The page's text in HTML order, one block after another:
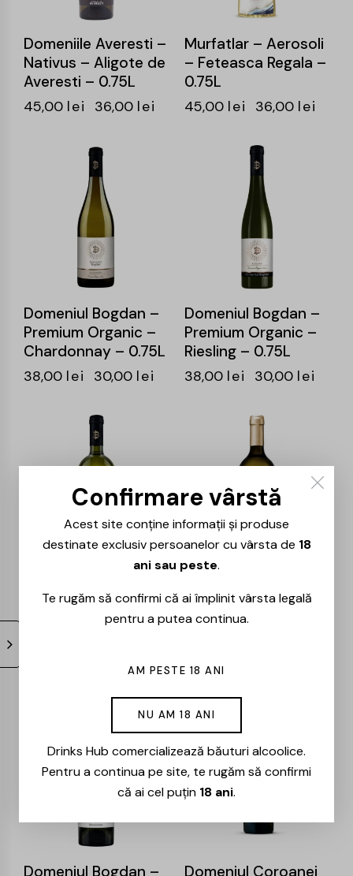
Domeniile Averesti –
Nativus – Aligote de
Averesti – 0.75L
45,00 lei 36,00 lei
Murfatlar – Aerosoli
– Feteasca Regala –
0.75L
45,00 lei 36,00 lei
Domeniul Bogdan –
Premium Organic –
Chardonnay – 0.75L
38,00 lei 30,00 lei
Domeniul Bogdan –
Premium Organic –
Riesling – 0.75L
38,00 lei 30,00 lei
Premium Organic –
Sauvignon Blanc –
30,00lei
Primordial
Chardonnay – 0.75L
Domeniul Bogdan –
Domeniul Coroanei
Confirmare vârstă
Acest site conține informații și produse
destinate exclusiv persoanelor cu vârsta de 18
ani sau peste.
Te rugăm să confirmi că ai împlinit vârsta legală
pentru a putea continua.
AM PESTE 18 ANI
NU AM 18 ANI
Drinks Hub comercializează băuturi alcoolice.
Pentru a continua pe site, te rugăm să confirmi
că ai cel puțin 18 ani.